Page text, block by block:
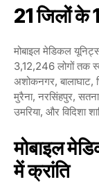
21 जिलों के
मोबाइल मेडिकल
3,12,246 लोगों तक
अशोकनगर, बालाघाट,
मुरैना, नरसिंहपुर,
उमरिया, और विदिशा
मोबाइल
में क्रांति